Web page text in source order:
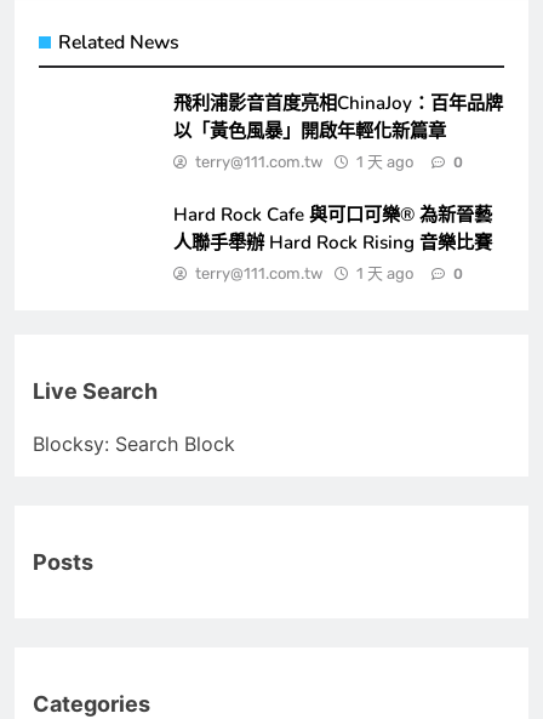
Related News
飛利浦影音首度亮相ChinaJoy：百年品牌
以「黃色風暴」開啟年輕化新篇章
terry@111.com.tw 1 天 ago 0
Hard Rock Cafe 與可口可樂® 為新晉藝
人聯手舉辦 Hard Rock Rising 音樂比賽
terry@111.com.tw 1 天 ago 0
Live Search
Blocksy: Search Block
Posts
Categories